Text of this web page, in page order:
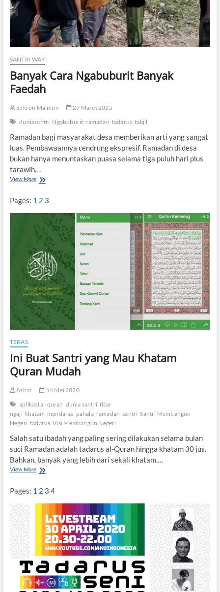
SANTRI WAY
Banyak Cara Ngabuburit Banyak
Faedah
Sukron Ma'mun
27 Maret 2025
duniasantri Ngabuburit ramadan tadarus takjil
Ramadan bagi masyarakat desa memberikan arti yang sangat
luas. Pembawaannya cendrung ekspresif. Ramadan di desa
bukan hanya menuntaskan puasa selama tiga puluh hari plus
tarawih,…
View MoreB
y
a
a
r
a
N
g
a
b
u
b
r
B
a
n
F
a
e
d
h
Pages: 1 2 3
TERAS
Ini Buat Santri yang Mau Khatam
Quran Mudah
Ashar
14 Mei 2020
aplikasi al-quran dunia santri fitur
ngaji khatam mendaras pahala ramadan santri Santri Membangun
Negeri tadarus Visi Membangun Negeri
Salah satu ibadah yang paling sering dilakukan selama bulan
suci Ramadan adalah tadarus al-Quran hingga khatam 30 jus.
Bahkan, banyak yang lebih dari sekali khatam.…
View MoreI
B
u
t
r
i
y
Pages: 1 2 3 4